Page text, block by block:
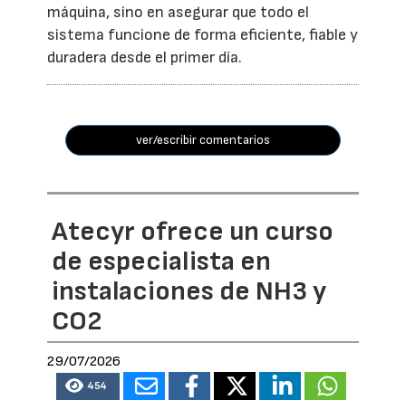
máquina, sino en asegurar que todo el
sistema funcione de forma eficiente, fiable y
duradera desde el primer día.
ver/escribir comentarios
Atecyr ofrece un curso
de especialista en
instalaciones de NH3 y
CO2
29/07/2026
454